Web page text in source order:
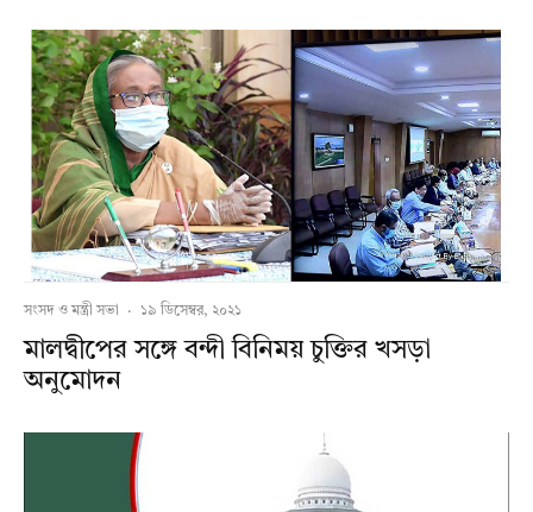
সংসদ ও মন্ত্রী সভা · ১৯ ডিসেম্বর, ২০২১
মালদ্বীপের সঙ্গে বন্দী বিনিময় চুক্তির খসড়া
অনুমোদন